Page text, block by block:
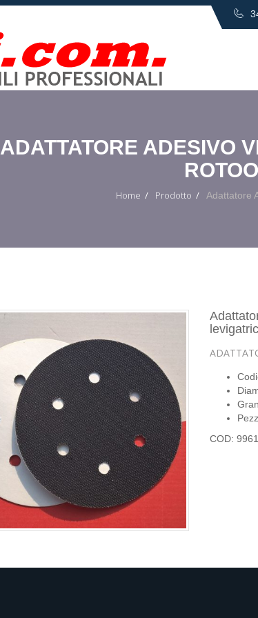
ADATTATORE ADESIVO
Home Prodotto Adattatore
COD: